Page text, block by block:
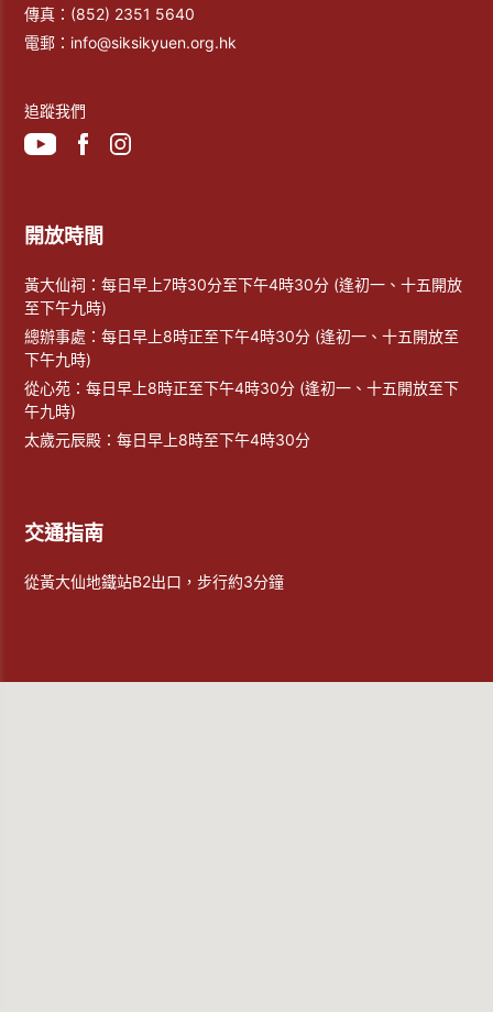
傳真： (852) 2351 5640
電郵： info@siksikyuen.org.hk
追蹤我們
開放時間
黃大仙祠：每日早上7時30分至下午4時30分 (逢初一、十五開放
至下午九時)
總辦事處：每日早上8時正至下午4時30分 (逢初一、十五開放至
下午九時)
從心苑：每日早上8時正至下午4時30分 (逢初一、十五開放至下
午九時)
太歲元辰殿：每日早上8時至下午4時30分
交通指南
從黃大仙地鐵站B2出口，步行約3分鐘